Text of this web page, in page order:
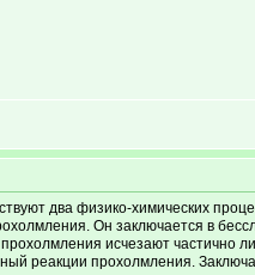
два физико-химических
Он заключается в
исчезают частично
реакции прохолмления.